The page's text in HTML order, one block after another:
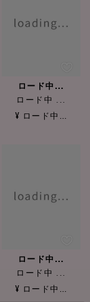
ロード中...
ロード中 ...
¥ ロード中...
ロード中...
ロード中 ...
¥ ロード中...